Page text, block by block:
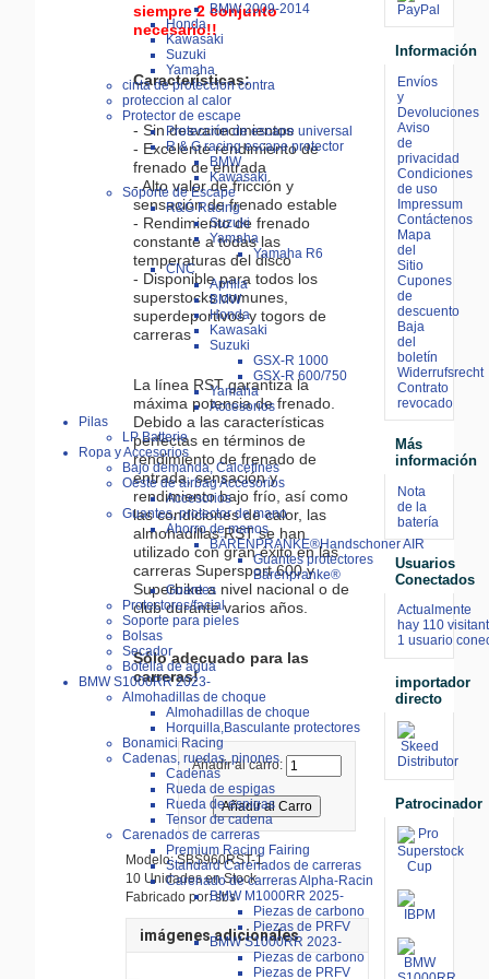
BMW 2009-2014
Honda
Kawasaki
Suzuki
Yamaha
cinta de proteccion contra
proteccion al calor
Protector de escape
Protección de escape universal
R & G racing escape protector
BMW
Kawasaki
Soporte de Escape
R&G Racing
Suzuki
Yamaha
Yamaha R6
CNC
Aprilia
BMW
Honda
Kawasaki
Suzuki
GSX-R 1000
GSX-R 600/750
Yamaha
Accesorios
Pilas
LP Batterie
Ropa y Accesorios
Bajo demanda, Calcetines
Oeste de airbag Accesorios
Accesorios
Guantes, protector de mano
Ahorro de manos
BÄRENPRANKE®Handschoner AIR
Guantes protectores
Bärenpranke®
Guantes
Protectores/facial
Soporte para pieles
Bolsas
Secador
Botella de agua
BMW S1000RR 2023-
Almohadillas de choque
Almohadillas de choque
Horquilla,Basculante protectores
Bonamici Racing
Cadenas, ruedas, pinones
Cadenas
Rueda de espigas
Rueda de espigas
Tensor de cadena
Carenados de carreras
Premium Racing Fairing
Standard Carenados de carreras
Carenado de carreras Alpha-Racin
BMW M1000RR 2025-
Piezas de carbono
Piezas de PRFV
BMW S1000RR 2023-
Piezas de carbono
Piezas de PRFV
siempre 2 conjunto
necesario!!
Características:
- Sin desvanecimientos
- Excelente rendimiento de
frenado de entrada
- Alto valor de fricción y
sensación de frenado estable
- Rendimiento de frenado
constante a todas las
temperaturas del disco
- Disponible para todos los
superstocks comunes,
superdeportivos y togors de
carreras
La línea RST garantiza la
máxima potencia de frenado.
Debido a las características
perfectas en términos de
rendimiento de frenado de
entrada, sensación y
rendimiento bajo frío, así como
las condiciones de calor, las
almohadillas RST se han
utilizado con gran éxito en las
carreras Supersport 600 y
Superbike a nivel nacional o de
club durante varios años.
Sólo adecuado para las
carreras!
Añadir al carro:
Modelo: SBS960RST-1
10 Unidades en Stock
Fabricado por: sbs
imágenes adicionales
Información
Envíos
y
Devoluciones
Aviso
de
privacidad
Condiciones
de uso
Impressum
Contáctenos
Mapa
del
Sitio
Cupones
de
descuento
Baja
del
boletín
Widerrufsrecht
Contrato
revocado
Más
información
Nota
de la
batería
Usuarios
Conectados
Actualmente
hay 110
1 usuario
importador
directo
Patrocinador